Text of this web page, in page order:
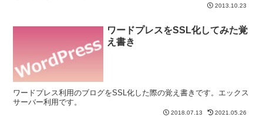
2013.10.23
ワードプレスをSSL化してみた覚
え書き
ワードプレス利用のブログをSSL化した際の覚え書きです。エックス
サーバー利用です。
2018.07.13 2021.05.26